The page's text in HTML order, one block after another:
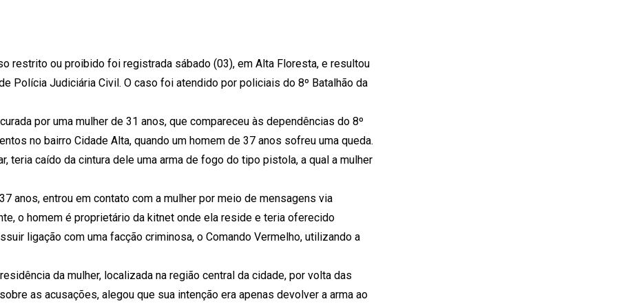
restrito ou proibido foi registrada sábado (03), em Alta Floresta, e resultou
Polícia Judiciária Civil. O caso foi atendido por policiais do 8º Batalhão da
por uma mulher de 31 anos, que compareceu às dependências do 8º
no bairro Cidade Alta, quando um homem de 37 anos sofreu uma queda.
teria caído da cintura dele uma arma de fogo do tipo pistola, a qual a mulher
anos, entrou em contato com a mulher por meio de mensagens via
o homem é proprietário da kitnet onde ela reside e teria oferecido
ligação com uma facção criminosa, o Comando Vermelho, utilizando a
da mulher, localizada na região central da cidade, por volta das
as acusações, alegou que sua intenção era apenas devolver a arma ao